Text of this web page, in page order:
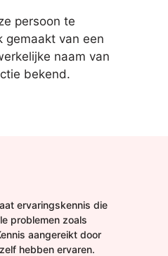
persoon te
gemaakt van een
naam van
bekend.
ervaringskennis die
problemen zoals
aangereikt door
hebben ervaren.